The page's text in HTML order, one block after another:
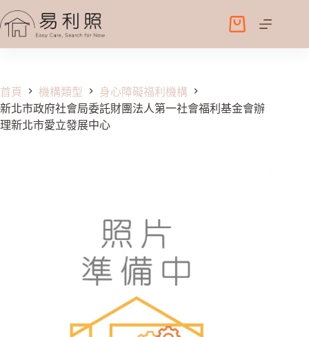
至
容
購
物
首頁 機構類型
身心障礙福利機構
新北市政府社會局委託財團法人第一社會福利基金會辦
理新北市愛立發展中心